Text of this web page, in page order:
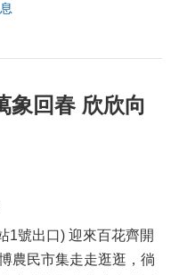
象回春 欣欣向
1號出口) 迎來百花齊開
農民市集走走逛逛，徜